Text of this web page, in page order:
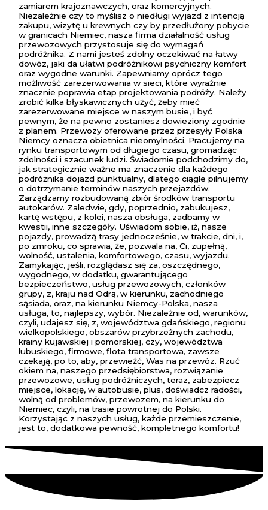
zamiarem krajoznawczych, oraz komercyjnych.
Niezależnie czy to myślisz o niedługi wyjazd z intencją
zakupu, wizytę u krewnych czy by przedłużony pobycie
w granicach Niemiec, nasza firma działalność usług
przewozowych przystosuje się do wymagań
podróżnika. Z nami jesteś zdolny oczekiwać na łatwy
dowóz, jaki da ułatwi podróżnikowi psychiczny komfort
oraz wygodne warunki. Zapewniamy oprócz tego
możliwość zarezerwowania w sieci, które wyraźnie
znacznie poprawia etap projektowania podróży. Należy
zrobić kilka błyskawicznych użyć, żeby mieć
zarezerwowane miejsce w naszym busie, i być
pewnym, że na pewno zostaniesz dowieziony zgodnie
z planem. Przewozy oferowane przez przesyły Polska
Niemcy oznacza obietnica nieomylności. Pracujemy na
rynku transportowym od długiego czasu, gromadząc
zdolności i szacunek ludzi. Świadomie podchodzimy do,
jak strategicznie ważne ma znaczenie dla każdego
podróżnika dojazd punktualny, dlatego ciągle pilnujemy
o dotrzymanie terminów naszych przejazdów.
Zarządzamy rozbudowaną zbiór środków transportu
autokarów. Zaledwie, gdy, poprzednio, zabukujesz,
kartę wstępu, z kolei, nasza obsługa, zadbamy w
kwestii, inne szczegóły. Uświadom sobie, iż, nasze
pojazdy, prowadzą trasy jednocześnie, w trakcie, dni, i,
po zmroku, co sprawia, że, pozwala na, Ci, zupełną,
wolność, ustalenia, komfortowego, czasu, wyjazdu.
Zamykając, jeśli, rozglądasz się za, oszczędnego,
wygodnego, w dodatku, gwarantującego
bezpieczeństwo, usług przewozowych, członków
grupy, z, kraju nad Odrą, w kierunku, zachodniego
sąsiada, oraz, na kierunku Niemcy-Polska, nasza
usługa, to, najlepszy, wybór. Niezależnie od, warunków,
czyli, udajesz się, z, województwa gdańskiego, regionu
wielkopolskiego, obszarów przybrzeżnych zachodu,
krainy kujawskiej i pomorskiej, czy, województwa
lubuskiego, firmowe, flota transportowa, zawsze
czekają, po to, aby, przewieźć, Was na przewóz. Rzuć
okiem na, naszego przedsiębiorstwa, rozwiązanie
przewozowe, usług podróżniczych, teraz, zabezpiecz
miejsce, lokację, w autobusie, plus, doświadcz radości,
wolną od problemów, przewozem, na kierunku do
Niemiec, czyli, na trasie powrotnej do Polski.
Korzystając z naszych usług, każde przemieszczenie,
jest to, dodatkowa pewność, kompletnego komfortu!